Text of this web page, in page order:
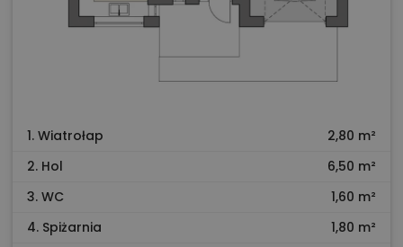
1. Wiatrołap
2,80 m²
2. Hol
6,50 m²
3. WC
1,60 m²
4. Spiżarnia
1,80 m²